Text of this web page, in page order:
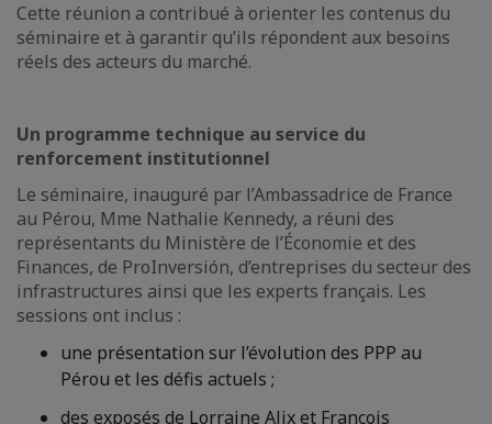
Cette réunion a contribué à orienter les contenus du
séminaire et à garantir qu’ils répondent aux besoins
réels des acteurs du marché.
Un programme technique au service du
renforcement institutionnel
Le séminaire, inauguré par l’Ambassadrice de France
au Pérou, Mme Nathalie Kennedy, a réuni des
représentants du Ministère de l’Économie et des
Finances, de ProInversión, d’entreprises du secteur des
infrastructures ainsi que les experts français. Les
sessions ont inclus :
une présentation sur l’évolution des PPP au
Pérou et les défis actuels ;
des exposés de Lorraine Alix et François